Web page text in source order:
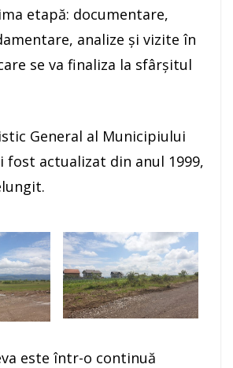
etapă: documentare,
analize și vizite în
se va finaliza la sfârșitul
General al Municipiului
fost actualizat din anul 1999,
este într-o continuă